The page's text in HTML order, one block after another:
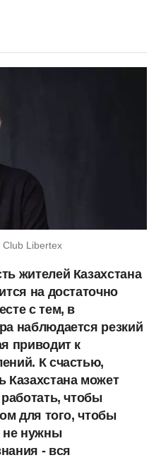
Libertex
жителей Казахстана
на достаточно
с тем, в
наблюдается резкий
приводит к
К счастью,
Казахстана может
чтобы
для того, чтобы
не нужны
- вся